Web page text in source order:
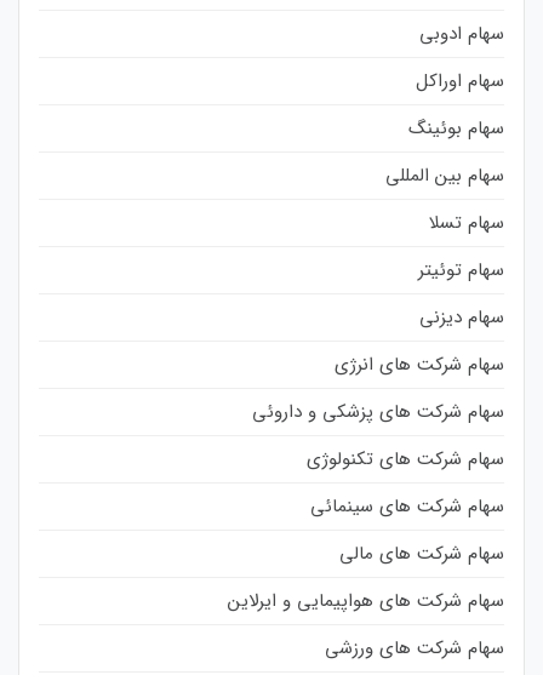
سهام ادوبی
سهام اوراکل
سهام بوئینگ
سهام بین المللی
سهام تسلا
سهام توئیتر
سهام دیزنی
سهام شرکت های انرژی
سهام شرکت های پزشکی و داروئی
سهام شرکت های تکنولوژی
سهام شرکت های سینمائی
سهام شرکت های مالی
سهام شرکت های هواپیمایی و ایرلاین
سهام شرکت های ورزشی